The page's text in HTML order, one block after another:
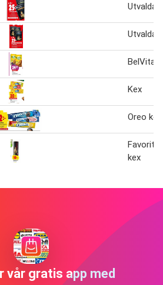
Utvalda
Utvalda
BelVita
Kex
Oreo kex
Favorit
kex
vår gratis app med